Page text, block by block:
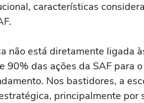
características
não está diretamente ligada
90% das ações da SAF para
Nos bastidores, a
principalmente por